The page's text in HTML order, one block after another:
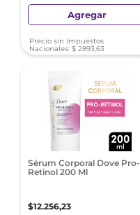
Agregar
Precio sin Impuestos
Nacionales: $ 2893,63
Sérum Corporal Dove Pro-
Retinol 200 Ml
$12.256,23